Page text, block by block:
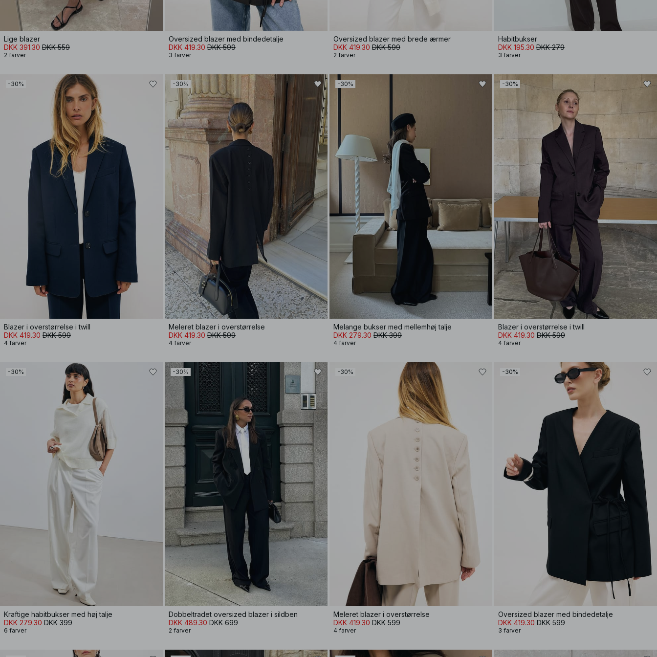
Lige blazer
DKK 391.30 DKK 559
2 farver
Oversized blazer med bindedetalje
DKK 419.30 DKK 599
3 farver
Oversized blazer med brede ærmer
DKK 419.30 DKK 599
2 farver
Habitbukser
DKK 195.30 DKK 279
3 farver
-30%
Blazer i overstørrelse i twill
DKK 419.30 DKK 599
4 farver
-30%
Meleret blazer i overstørrelse
DKK 419.30 DKK 599
4 farver
-30%
Melange bukser med mellemhøj talje
DKK 279.30 DKK 399
4 farver
-30%
Blazer i overstørrelse i twill
DKK 419.30 DKK 599
4 farver
-30%
Kraftige habitbukser med høj talje
DKK 279.30 DKK 399
6 farver
-30%
Dobbeltradet oversized blazer i sildben
DKK 489.30 DKK 699
2 farver
-30%
Meleret blazer i overstørrelse
DKK 419.30 DKK 599
4 farver
-30%
Oversized blazer med bindedetalje
DKK 419.30 DKK 599
3 farver